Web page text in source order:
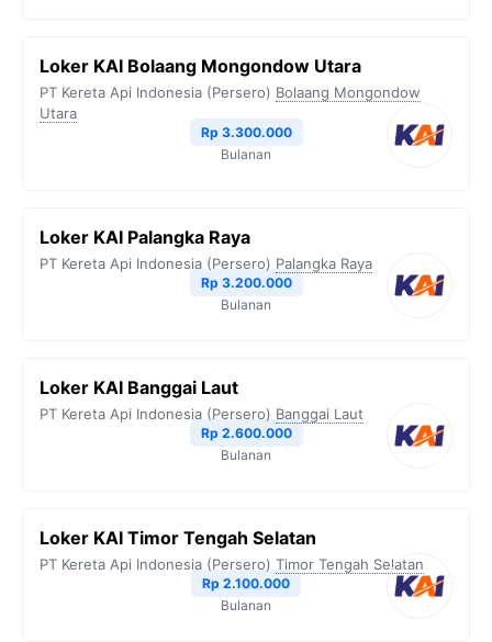
Loker KAI Bolaang Mongondow Utara
PT Kereta Api Indonesia (Persero) Bolaang Mongondow
Utara
Rp 3.300.000
Bulanan
Loker KAI Palangka Raya
PT Kereta Api Indonesia (Persero) Palangka Raya
Rp 3.200.000
Bulanan
Loker KAI Banggai Laut
PT Kereta Api Indonesia (Persero) Banggai Laut
Rp 2.600.000
Bulanan
Loker KAI Timor Tengah Selatan
PT Kereta Api Indonesia (Persero) Timor Tengah Selatan
Rp 2.100.000
Bulanan